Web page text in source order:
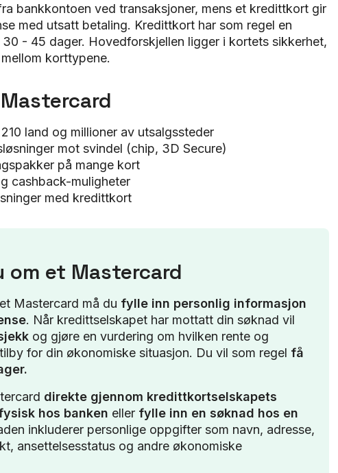
bankkontoen ved transaksjoner, mens et kredittkort gir
med utsatt betaling. Kredittkort har som regel en
- 45 dager. Hovedforskjellen ligger i kortets sikkerhet,
korttypene.
land og millioner av utsalgssteder
mot svindel (chip, 3D Secure)
på mange kort
cashback-muligheter
med kredittkort
om et Mastercard
Mastercard må du fylle inn personlig informasjon
. Når kredittselskapet har mottatt din søknad vil
og gjøre en vurdering om hvilken rente og
for din økonomiske situasjon. Du vil som regel få
direkte gjennom kredittkortselskapets
hos banken eller fylle inn en søknad hos en
inkluderer personlige oppgifter som navn, adresse,
ansettelsesstatus og andre økonomiske